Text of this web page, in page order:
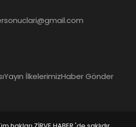
Yayın İlkelerimizHaber Gönder